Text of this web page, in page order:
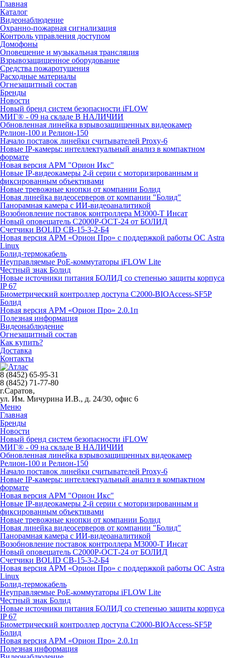
Главная
Каталог
Видеонаблюдение
Охранно-пожарная сигнализация
Контроль управления доступом
Домофоны
Оповещение и музыкальная трансляция
Взрывозащищенное оборудование
Средства пожаротушения
Расходные материалы
Огнезащитный состав
Бренды
Новости
Новый бренд систем безопасности iFLOW
МИГ® - 09 на складе В НАЛИЧИИ
Обновленная линейка взрывозащищенных видеокамер
Релион-100 и Релион-150
Начало поставок линейки считывателей Proxy-6
Новые IP-камеры: интеллектуальный анализ в компактном
формате
Новая версия АРМ "Орион Икс"
Новые IP-видеокамеры 2-й серии с моторизированным и
фиксированным объективами
Новые тревожные кнопки от компании Болид
Новая линейка видеосерверов от компании "Болид"
Панорамная камера с ИИ-видеоаналитикой
Возобновление поставок контроллера М3000-Т Инсат
Новый оповещатель С2000Р-ОСТ-24 от БОЛИД
Счетчики BOLID СВ-15-3-2-Б4
Новая версия АРМ «Орион Про» с поддержкой работы ОС Astra
Linux
Болид-термокабель
Неуправляемые PoE-коммутаторы iFLOW Lite
Честный знак Болид
Новые источники питания БОЛИД со степенью защиты корпуса
IP 67
Биометрический контроллер доступа С2000-BIOAccess-SF5P
Болид
Новая версия АРМ «Орион Про» 2.0.1п
Полезная информация
Видеонаблюдение
Огнезащитный состав
Как купить?
Доставка
Контакты
8 (8452) 65-95-31
8 (8452) 71-77-80
г.Саратов,
ул. Им. Мичурина И.В., д. 24/30, офис 6
Меню
Главная
Бренды
Новости
Новый бренд систем безопасности iFLOW
МИГ® - 09 на складе В НАЛИЧИИ
Обновленная линейка взрывозащищенных видеокамер
Релион-100 и Релион-150
Начало поставок линейки считывателей Proxy-6
Новые IP-камеры: интеллектуальный анализ в компактном
формате
Новая версия АРМ "Орион Икс"
Новые IP-видеокамеры 2-й серии с моторизированным и
фиксированным объективами
Новые тревожные кнопки от компании Болид
Новая линейка видеосерверов от компании "Болид"
Панорамная камера с ИИ-видеоаналитикой
Возобновление поставок контроллера М3000-Т Инсат
Новый оповещатель С2000Р-ОСТ-24 от БОЛИД
Счетчики BOLID СВ-15-3-2-Б4
Новая версия АРМ «Орион Про» с поддержкой работы ОС Astra
Linux
Болид-термокабель
Неуправляемые PoE-коммутаторы iFLOW Lite
Честный знак Болид
Новые источники питания БОЛИД со степенью защиты корпуса
IP 67
Биометрический контроллер доступа С2000-BIOAccess-SF5P
Болид
Новая версия АРМ «Орион Про» 2.0.1п
Полезная информация